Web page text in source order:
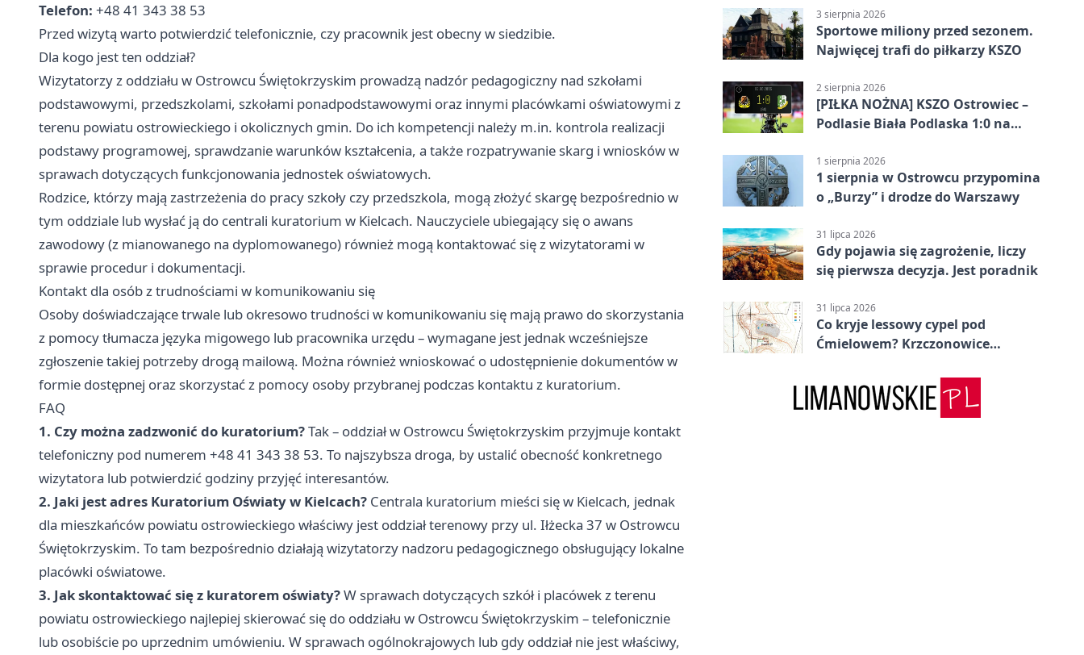
Telefon: +48 41 343 38 53
Przed wizytą warto potwierdzić telefonicznie, czy pracownik jest obecny w siedzibie.
Dla kogo jest ten oddział?
Wizytatorzy z oddziału w Ostrowcu Świętokrzyskim prowadzą nadzór pedagogiczny nad szkołami
podstawowymi, przedszkolami, szkołami ponadpodstawowymi oraz innymi placówkami oświatowymi z
terenu powiatu ostrowieckiego i okolicznych gmin. Do ich kompetencji należy m.in. kontrola realizacji
podstawy programowej, sprawdzanie warunków kształcenia, a także rozpatrywanie skarg i wniosków w
sprawach dotyczących funkcjonowania jednostek oświatowych.
Rodzice, którzy mają zastrzeżenia do pracy szkoły czy przedszkola, mogą złożyć skargę bezpośrednio w
tym oddziale lub wysłać ją do centrali kuratorium w Kielcach. Nauczyciele ubiegający się o awans
zawodowy (z mianowanego na dyplomowanego) również mogą kontaktować się z wizytatorami w
sprawie procedur i dokumentacji.
Kontakt dla osób z trudnościami w komunikowaniu się
Osoby doświadczające trwale lub okresowo trudności w komunikowaniu się mają prawo do skorzystania
z pomocy tłumacza języka migowego lub pracownika urzędu – wymagane jest jednak wcześniejsze
zgłoszenie takiej potrzeby drogą mailową. Można również wnioskować o udostępnienie dokumentów w
formie dostępnej oraz skorzystać z pomocy osoby przybranej podczas kontaktu z kuratorium.
FAQ
1. Czy można zadzwonić do kuratorium?Tak – oddział w Ostrowcu Świętokrzyskim przyjmuje kontakt
telefoniczny pod numerem +48 41 343 38 53. To najszybsza droga, by ustalić obecność konkretnego
wizytatora lub potwierdzić godziny przyjęć interesantów.
2. Jaki jest adres Kuratorium Oświaty w Kielcach? Centrala kuratorium mieści się w Kielcach, jednak
dla mieszkańców powiatu ostrowieckiego właściwy jest oddział terenowy przy ul. Iłżecka 37 w Ostrowcu
Świętokrzyskim. To tam bezpośrednio działają wizytatorzy nadzoru pedagogicznego obsługujący lokalne
placówki oświatowe.
3. Jak skontaktować się z kuratorem oświaty?W sprawach dotyczących szkół i placówek z terenu
powiatu ostrowieckiego najlepiej skierować się do oddziału w Ostrowcu Świętokrzyskim – telefonicznie
lub osobiście po uprzednim umówieniu. W sprawach ogólnokrajowych lub gdy oddział nie jest właściwy,
3 sierpnia 2026
Sportowe miliony przed sezonem.
Najwięcej trafi do piłkarzy KSZO
2 sierpnia 2026
[PIŁKA NOŻNA] KSZO Ostrowiec –
Podlasie Biała Podlaska 1:0 na
(Grupa IV)
1 sierpnia 2026
1 sierpnia w Ostrowcu przypomina
o „Burzy” i drodze do Warszawy
31 lipca 2026
Gdy pojawia się zagrożenie, liczy
się pierwsza decyzja. Jest poradnik
31 lipca 2026
Co kryje lessowy cypel pod
Ćmielowem? Krzczonowice